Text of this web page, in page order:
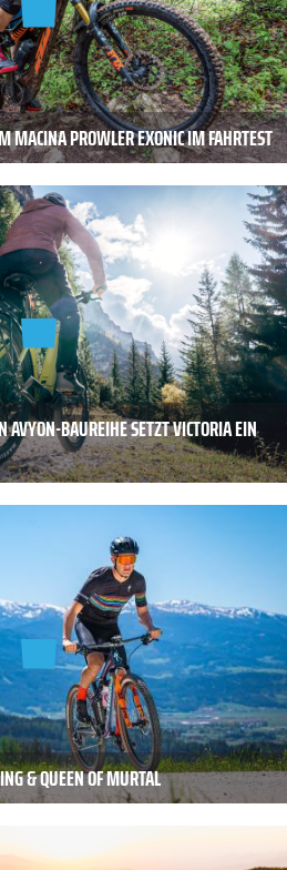
MACINA PROWLER EXONIC IM FAHRTEST
BAUREIHE SETZT VICTORIA EIN
& QUEEN OF MURTAL